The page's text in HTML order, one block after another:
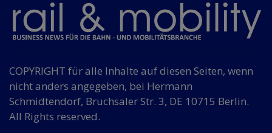
COPYRIGHT für alle Inhalte auf diesen Seiten, wenn
nicht anders angegeben, bei Hermann
Schmidtendorf, Bruchsaler Str. 3, DE 10715 Berlin.
All Rights reserved.